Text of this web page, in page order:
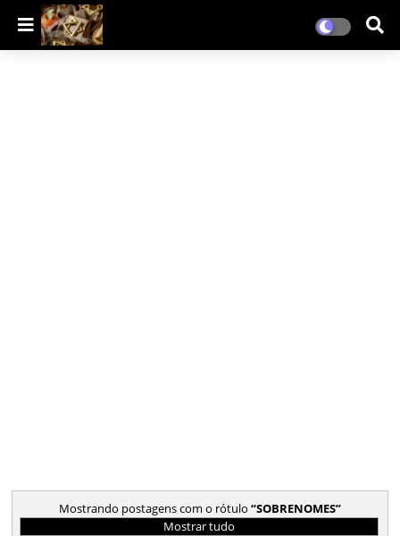
Mostrando postagens com o rótulo SOBRENOMES
Mostrar tudo